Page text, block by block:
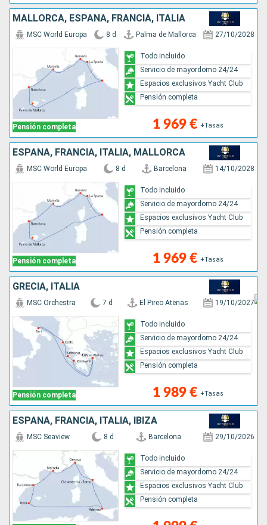
MALLORCA, ESPAÑA, FRANCIA, ITALIA
Pensión completa
MSC World Europa 8 d Palma de Mallorca 27/10/2028
1 969 € +Tasas
Todo incluido
Servicio de mayordomo 24/24
Espacios exclusivos Yacht Club
Pensión completa
ESPAÑA, FRANCIA, ITALIA, MALLORCA
Pensión completa
MSC World Europa 8 d Barcelona 14/10/2028
1 969 € +Tasas
Todo incluido
Servicio de mayordomo 24/24
Espacios exclusivos Yacht Club
Pensión completa
GRECIA, ITALIA
Pensión completa
MSC Orchestra 7 d El Pireo Atenas 19/10/2027
1 989 € +Tasas
Todo incluido
Servicio de mayordomo 24/24
Espacios exclusivos Yacht Club
Pensión completa
ESPAÑA, FRANCIA, ITALIA, IBIZA
MSC Seaview 8 d Barcelona 29/10/2026
Todo incluido
Servicio de mayordomo 24/24
Espacios exclusivos Yacht Club
Pensión completa